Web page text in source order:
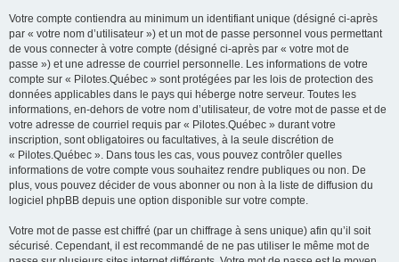
Votre compte contiendra au minimum un identifiant unique (désigné ci-après
par « votre nom d’utilisateur ») et un mot de passe personnel vous permettant
de vous connecter à votre compte (désigné ci-après par « votre mot de
passe ») et une adresse de courriel personnelle. Les informations de votre
compte sur « Pilotes.Québec » sont protégées par les lois de protection des
données applicables dans le pays qui héberge notre serveur. Toutes les
informations, en-dehors de votre nom d’utilisateur, de votre mot de passe et de
votre adresse de courriel requis par « Pilotes.Québec » durant votre
inscription, sont obligatoires ou facultatives, à la seule discrétion de
« Pilotes.Québec ». Dans tous les cas, vous pouvez contrôler quelles
informations de votre compte vous souhaitez rendre publiques ou non. De
plus, vous pouvez décider de vous abonner ou non à la liste de diffusion du
logiciel phpBB depuis une option disponible sur votre compte.
Votre mot de passe est chiffré (par un chiffrage à sens unique) afin qu’il soit
sécurisé. Cependant, il est recommandé de ne pas utiliser le même mot de